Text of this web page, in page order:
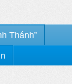
Thánh”